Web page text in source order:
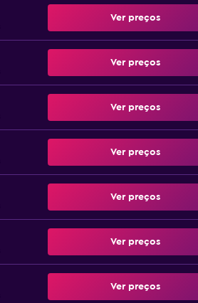
Ver preços
Ver preços
Ver preços
Ver preços
Ver preços
Ver preços
Ver preços